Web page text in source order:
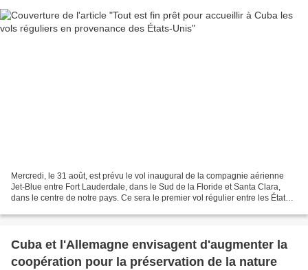
Mercredi, le 31 août, est prévu le vol inaugural de la compagnie aérienne
Jet-Blue entre Fort Lauderdale, dans le Sud de la Floride et Santa Clara,
dans le centre de notre pays. Ce sera le premier vol régulier entre les États-
Cuba et l'Allemagne envisagent d'augmenter la
coopération pour la préservation de la nature